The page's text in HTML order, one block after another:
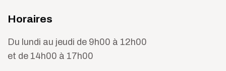
Horaires
Du lundi au jeudi de 9h00 à 12h00
et de 14h00 à 17h00